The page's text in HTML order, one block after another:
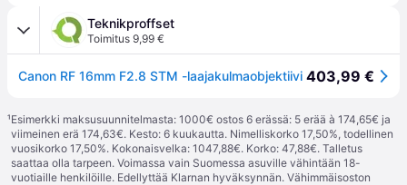
Teknikproffset
Toimitus 9,99 €
Canon RF 16mm F2.8 STM -laajakulmaobjektiivi 403,99 €
¹Esimerkki maksusuunnitelmasta: 1000€ ostos 6 erässä: 5 erää à 174,65€ ja
viimeinen erä 174,63€. Kesto: 6 kuukautta. Nimelliskorko 17,50%, todellinen
vuosikorko 17,50%. Kokonaisvelka: 1047,88€. Korko: 47,88€. Talletus
saattaa olla tarpeen. Voimassa vain Suomessa asuville vähintään 18-
vuotiaille henkilöille. Edellyttää Klarnan hyväksynnän. Vähimmäisoston